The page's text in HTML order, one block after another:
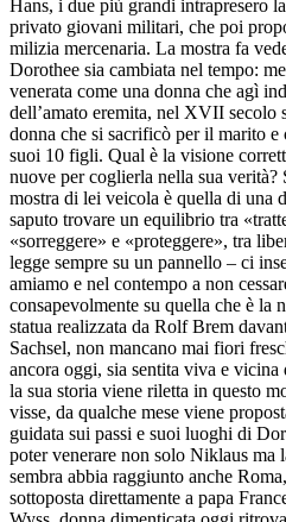
Hans, i due più grandi intrapresero
privato giovani militari, che poi
milizia mercenaria. La mostra fa
Dorothee sia cambiata nel tempo:
venerata come una donna che agì
dell’amato eremita, nel XVII secolo
donna che si sacrificò per il marito e
suoi 10 figli. Qual è la visione
nuove per coglierla nella sua
mostra di lei veicola è quella di una
saputo trovare un equilibrio tra
«sorreggere» e «proteggere», tra
legge sempre su un pannello – ci
amiamo e nel contempo a non
consapevolmente su quella che è la
statua realizzata da Rolf Brem
Sachsel, non mancano mai fiori
ancora oggi, sia sentita viva e vicina
la sua storia viene riletta in questo
visse, da qualche mese viene
guidata sui passi e suoi luoghi di
poter venerare non solo Niklaus ma
sembra abbia raggiunto anche
sottoposta direttamente a papa